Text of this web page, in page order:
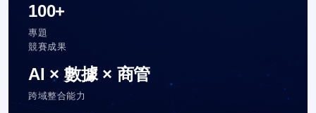
100+
專題
競賽成果
AI × 數據 × 商管
跨域整合能力